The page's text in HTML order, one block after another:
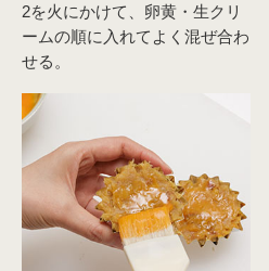
2を火にかけて、卵黄・生クリ
ームの順に入れてよく混ぜ合わ
せる。